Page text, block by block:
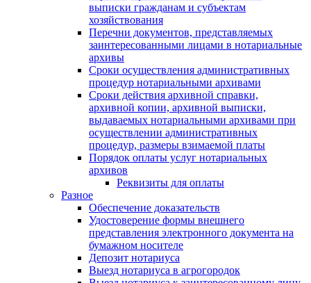
выписки гражданам и субъектам
хозяйствования
Перечни документов, представляемых
заинтересованными лицами в нотариальные
архивы
Сроки осуществления административных
процедур нотариальными архивами
Сроки действия архивной справки,
архивной копии, архивной выписки,
выдаваемых нотариальными архивами при
осуществлении административных
процедур, размеры взимаемой платы
Порядок оплаты услуг нотариальных
архивов
Реквизиты для оплаты
Разное
Обеспечение доказательств
Удостоверение формы внешнего
представления электронного документа на
бумажном носителе
Депозит нотариуса
Выезд нотариуса в агрогородок